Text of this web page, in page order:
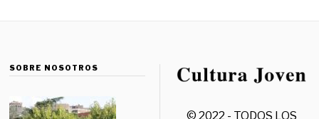
SOBRE NOSOTROS
© 2022 - TODOS LOS